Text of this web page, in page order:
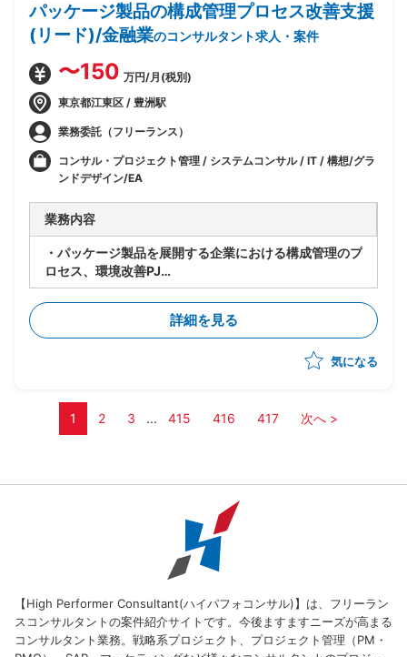
・フェーズ前半〜中盤中心の想定(途中引き継ぎを見込
んだアサインとなる可能性あり)
パッケージ製品の構成管理プロセス改善支援
(リード)/金融業のコンサルタント求人・案件
〜150 万円/月(税別)
東京都江東区 / 豊洲駅
業務委託（フリーランス）
コンサル・プロジェクト管理 / システムコンサル / IT / 構想/グラ
ンドデザイン/EA
業務内容
・パッケージ製品を展開する企業における構成管理のプ
ロセス、環境改善PJ
・製品の生い立ちやカスタマイズの違いにより複数の構
成管理ツール、プロセスが混在している
・現状のソースコード管理状態やプロセスの現状整理か
ら参画し、構成管理の標準プロセスを策定、導入、定着
ロセスの立て直しを軸に推進)
ー現状分析、課題整理
ーその他付随する業務
詳細を見る
気になる
1 2 3 ... 415 416 417 次へ >
【High Performer Consultant(ハイパフォコンサル)】は、フリーラン
スコンサルタントの案件紹介サイトです。今後ますますニーズが高まる
コンサルタント業務。戦略系プロジェクト、プロジェクト管理（PM・